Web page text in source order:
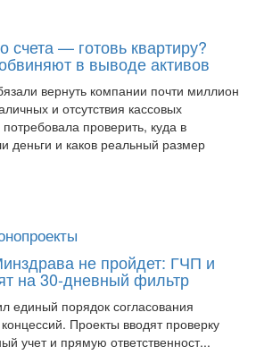
— готовь квартиру?
в выводе активов
вернуть компании почти миллион
и отсутствия кассовых
проверить, куда в
деньги и каков реальный размер
не пройдет: ГЧП и
на 30-дневный фильтр
единый порядок согласования
Проекты вводят проверку
учет и прямую ответственност...